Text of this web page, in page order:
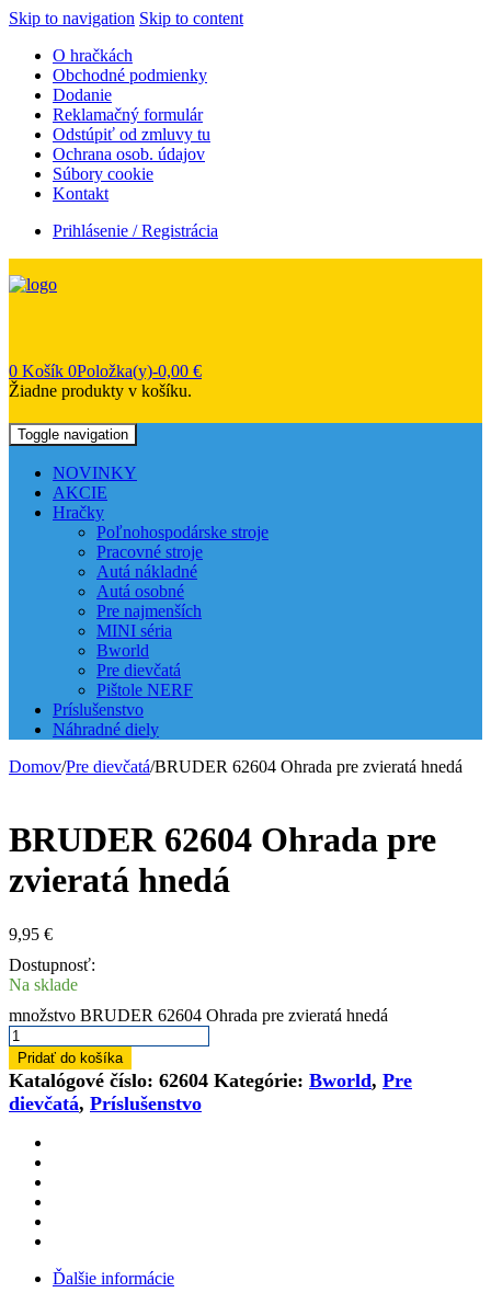
Skip to navigation Skip to content
O hračkách
Obchodné podmienky
Dodanie
Reklamačný formulár
Odstúpiť od zmluvy tu
Ochrana osob. údajov
Súbory cookie
Kontakt
Prihlásenie / Registrácia
0 Košík 0Položka(y)-0,00 €
Žiadne produkty v košíku.
Toggle navigation
NOVINKY
AKCIE
Hračky
Poľnohospodárske stroje
Pracovné stroje
Autá nákladné
Autá osobné
Pre najmenších
MINI séria
Bworld
Pre dievčatá
Pištole NERF
Príslušenstvo
Náhradné diely
Domov/Pre dievčatá/BRUDER 62604 Ohrada pre zvieratá hnedá
BRUDER 62604 Ohrada pre
zvieratá hnedá
9,95 €
Dostupnosť:
Na sklade
množstvo BRUDER 62604 Ohrada pre zvieratá hnedá
Pridať do košíka
Katalógové číslo: 62604 Kategórie: Bworld, Pre
dievčatá, Príslušenstvo
Ďalšie informácie